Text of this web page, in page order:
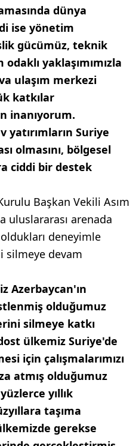
dünya
ise yönetim
gücümüz, teknik
yaklaşımımızla
ulaşım merkezi
katkılar
inanıyorum.
yatırımların Suriye
olmasını, bölgesel
ciddi bir destek
Başkan Vekili Asım
uluslararası arenada
oldukları deneyimle
silmeye devam
Azerbaycan'ın
olduğumuz
silmeye katkı
ülkemiz Suriye'de
için çalışmalarımızı
atmış olduğumuz
yıllık
taşıma
gerekse